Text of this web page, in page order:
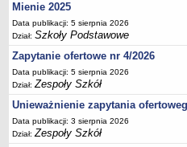
Ogłoszenie
Zarządzenia
Kontrole
Rejestry, ewidencje, archiwa
Sprawozdania
Deklaracja dostępności
PORADNIE PSYCHOLOGICZNO-
Mienie 2025
Data publikacji: 5 sierpnia 2026
Dział:Szkoły Podstawowe
Zapytanie ofertowe nr 4/2026
Data publikacji: 5 sierpnia 2026
Dział:Zespoły Szkół
Unieważnienie zapytania
Data publikacji: 3 sierpnia 2026
Dział:Zespoły Szkół